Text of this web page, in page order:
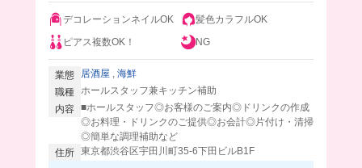
デコレーションネイルOK
髪色カラフルOK
ピアス複数OK！
NG
業態 居酒屋 , 海鮮
職種 ホールスタッフ兼キッチン補助
内容 ■ホールスタッフ◎お客様のご案内◎ドリンクの作成
◎お料理・ドリンクのご提供◎お会計◎片付け・清掃
◎簡単な調理補助など
住所 東京都渋谷区宇田川町35-6下田ビルB1F